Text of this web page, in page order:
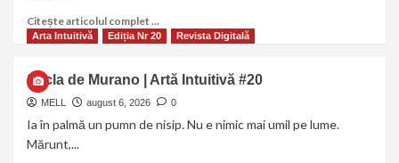
Citește articolul complet ...
Arta Intuitivă Ediția Nr 20 Revista Digitală
Sticla de Murano | Artă Intuitivă #20
MELL august 6, 2026 0
Ia în palmă un pumn de nisip. Nu e nimic mai umil pe lume.
Mărunt,...